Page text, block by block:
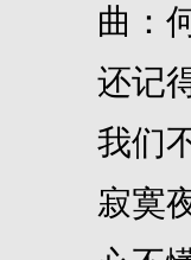
曲：何
还记得
我们不
寂寞夜